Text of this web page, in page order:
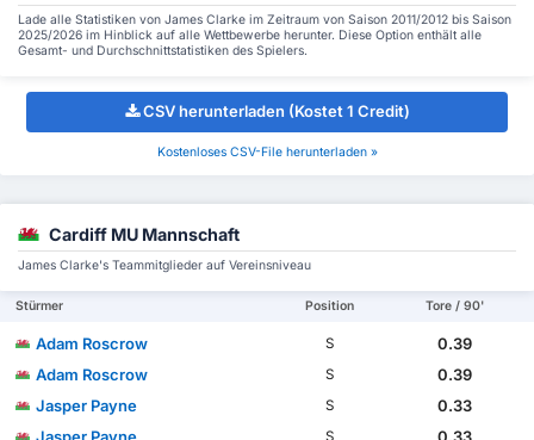
Lade alle Statistiken von James Clarke im Zeitraum von Saison 2011/2012 bis Saison
2025/2026 im Hinblick auf alle Wettbewerbe herunter. Diese Option enthält alle
Gesamt- und Durchschnittstatistiken des Spielers.
CSV herunterladen (Kostet 1 Credit)
Kostenloses CSV-File herunterladen »
Cardiff MU Mannschaft
James Clarke's Teammitglieder auf Vereinsniveau
Stürmer Position Tore / 90'
Adam Roscrow S
0.39
Adam Roscrow
S
0.39
Jasper Payne
S
0.33
Jasper Payne
S
0.33